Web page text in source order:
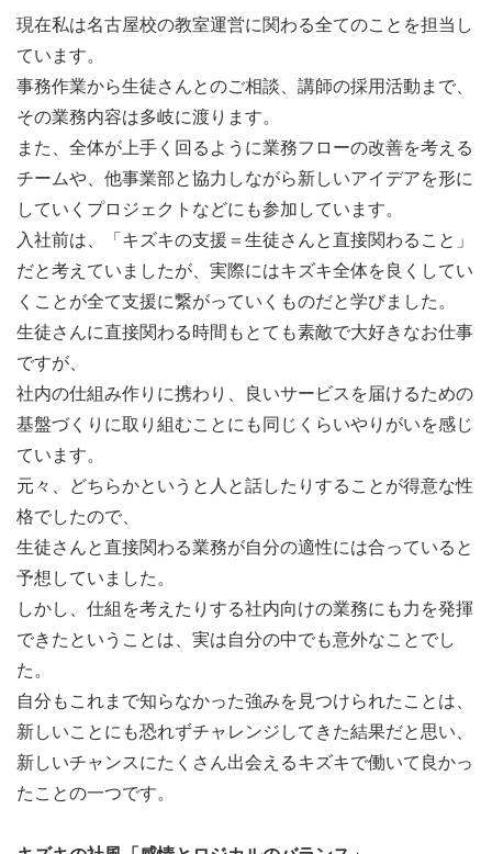
コミットする
・他部署へのキャリアチェンジ…コーポレート（人事、経
営企画）、マーケティング、就労支援などへの異動
現在私は名古屋校の教室運営に関わる全てのことを担当し
ています。
事務作業から生徒さんとのご相談、講師の採用活動まで、
その業務内容は多岐に渡ります。
また、全体が上手く回るように業務フローの改善を考える
チームや、他事業部と協力しながら新しいアイデアを形に
していくプロジェクトなどにも参加しています。
入社前は、「キズキの支援＝生徒さんと直接関わること」
だと考えていましたが、実際にはキズキ全体を良くしてい
くことが全て支援に繋がっていくものだと学びました。
生徒さんに直接関わる時間もとても素敵で大好きなお仕事
ですが、
社内の仕組み作りに携わり、良いサービスを届けるための
基盤づくりに取り組むことにも同じくらいやりがいを感じ
ています。
元々、どちらかというと人と話したりすることが得意な性
格でしたので、
生徒さんと直接関わる業務が自分の適性には合っていると
予想していました。
しかし、仕組を考えたりする社内向けの業務にも力を発揮
できたということは、実は自分の中でも意外なことでし
た。
自分もこれまで知らなかった強みを見つけられたことは、
新しいことにも恐れずチャレンジしてきた結果だと思い、
新しいチャンスにたくさん出会えるキズキで働いて良かっ
たことの一つです。